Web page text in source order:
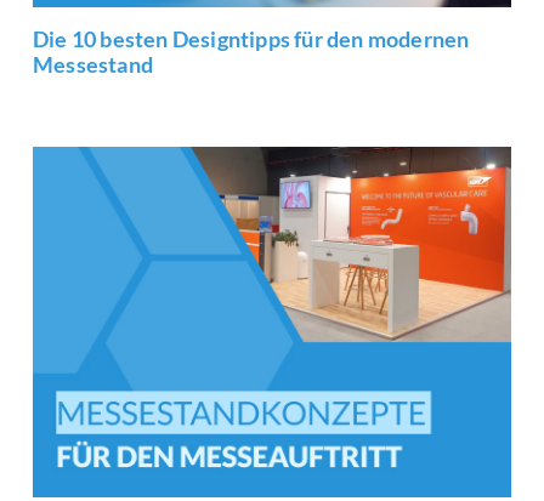
Die 10 besten Designtipps für den modernen
Messestand